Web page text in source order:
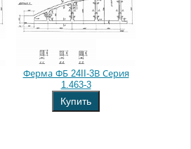
Ферма ФБ 24II-3В Серия
1.463-3
Купить